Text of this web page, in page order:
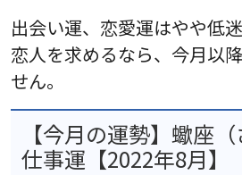
出会い運、恋愛運はやや低迷
恋人を求めるなら、今月以
せん。
【今月の運勢】蠍座
仕事運【2022年8月】